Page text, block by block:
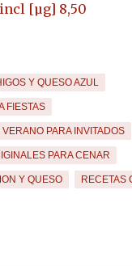
[µg] 8,50
Y QUESO AZUL
FIESTAS
PARA INVITADOS
PARA CENAR
Y QUESO RECETAS